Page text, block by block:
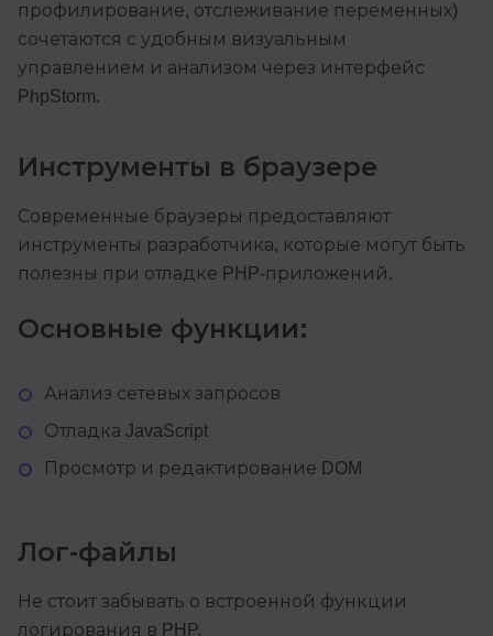
профилирование, отслеживание переменных)
сочетаются с удобным визуальным
управлением и анализом через интерфейс
PhpStorm.
Инструменты в браузере
Современные браузеры предоставляют
инструменты разработчика, которые могут быть
полезны при отладке PHP-приложений.
Основные функции:
Анализ сетевых запросов
Отладка JavaScript
Просмотр и редактирование DOM
Лог-файлы
Не стоит забывать о встроенной функции
логирования в PHP.